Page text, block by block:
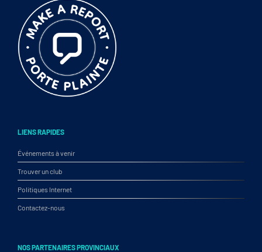
LIENS RAPIDES
Événements à venir
Trouver un club
Politiques Internet
Contactez-nous
NOS PARTENAIRES PROVINCIAUX